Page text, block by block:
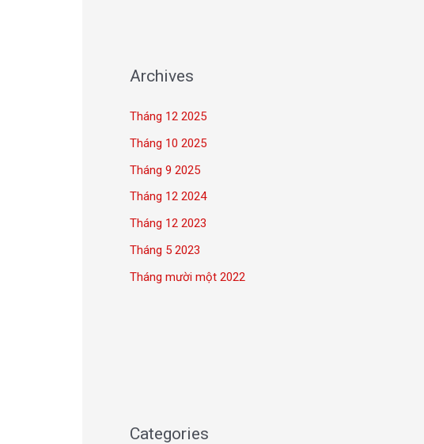
Archives
Tháng 12 2025
Tháng 10 2025
Tháng 9 2025
Tháng 12 2024
Tháng 12 2023
Tháng 5 2023
Tháng mười một 2022
Categories